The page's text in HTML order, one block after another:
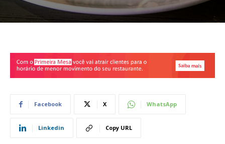
Facebook X WhatsApp
Linkedin Copy URL